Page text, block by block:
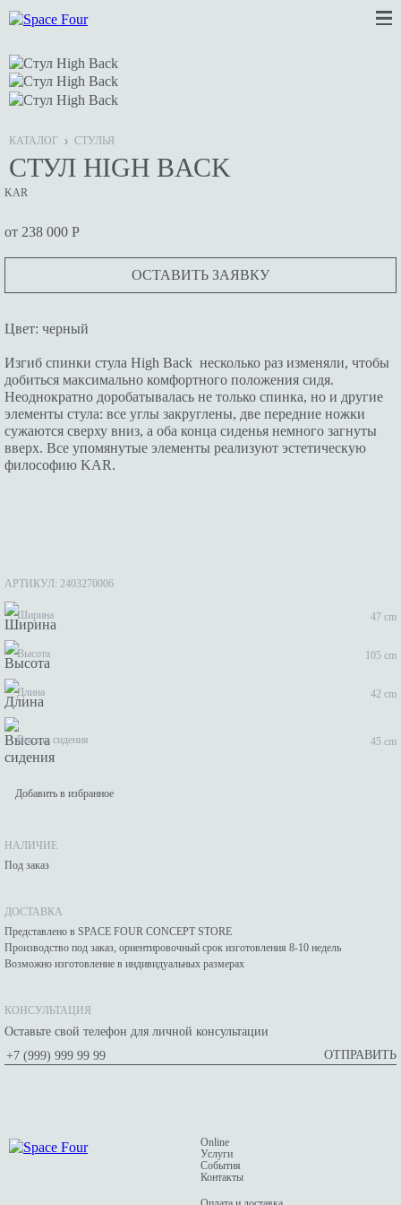
КАТАЛОГ СТУЛЬЯ
СТУЛ HIGH BACK
KAR
от 238 000 Р
ОСТАВИТЬ ЗАЯВКУ
Цвет: черный
Изгиб спинки стула High Back несколько раз изменяли, чтобы
добиться максимально комфортного положения сидя.
Неоднократно доробатывалась не только спинка, но и другие
элементы стула: все углы закруглены, две передние ножки
сужаются сверху вниз, а оба конца сиденья немного загнуты
вверх. Все упомянутые элементы реализуют эстетическую
философию KAR.
АРТИКУЛ: 2403270006
Ширина 47 cm
Высота 105 cm
Длина 42 cm
Высота сидения 45 cm
Добавить в избранное
НАЛИЧИЕ
Под заказ
ДОСТАВКА
Представлено в SPACE FOUR CONCEPT STORE
Производство под заказ, ориентировочный срок изготовления 8-10 недель
Возможно изготовление в индивидуальных размерах
КОНСУЛЬТАЦИЯ
Оставьте свой телефон для личной консультации
ОТПРАВИТЬ
Online
Услуги
События
Контакты